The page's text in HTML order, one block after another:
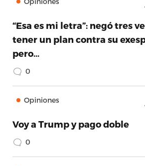
“Esa es mi letra”: negó tres
tener un plan contra su
pero…
0
Opiniones
Voy a Trump y pago doble
0